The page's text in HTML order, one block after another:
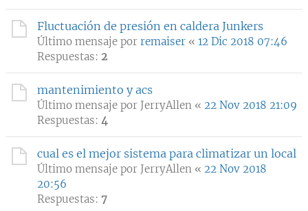
Fluctuación de presión en caldera Junkers
Último mensaje por remaiser « 12 Dic 2018 07:46
Respuestas: 2
mantenimiento y acs
Último mensaje por JerryAllen « 22 Nov 2018 21:09
Respuestas: 4
cual es el mejor sistema para climatizar un local
Último mensaje por JerryAllen « 22 Nov 2018
20:56
Respuestas: 7